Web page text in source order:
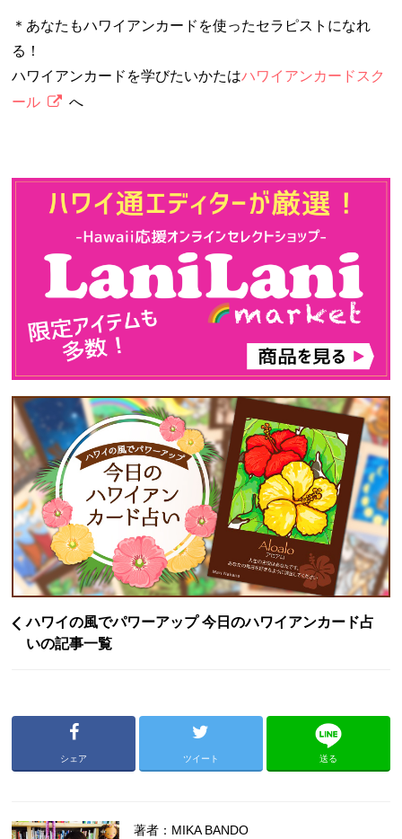
＊あなたもハワイアンカードを使ったセラピストになれ
る！
ハワイアンカードを学びたいかたはハワイアンカードスク
ール
へ
ハワイの風でパワーアップ 今日のハワイアンカード占
いの記事一覧
シェア ツイート 送る
著者：MIKA BANDO